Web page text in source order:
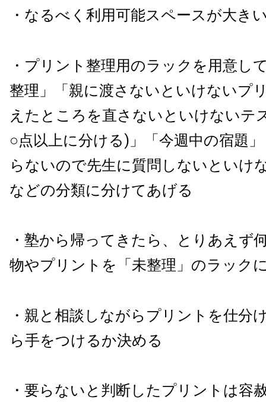
・なるべく利用可能スペースが大き
・プリント整理用のラックを用意し
整理」「親に渡さないといけないプ
えたところを直さないといけないテ
○点以上に分ける)」「今週中の宿題
らないので先生に質問しないといけ
などの分類に分けてあげる
・塾から帰ってきたら、とりあえず
物やプリントを「未整理」のラック
・親と相談しながらプリントを仕分
ら手をつけるか決める
・要らないと判断したプリントは容